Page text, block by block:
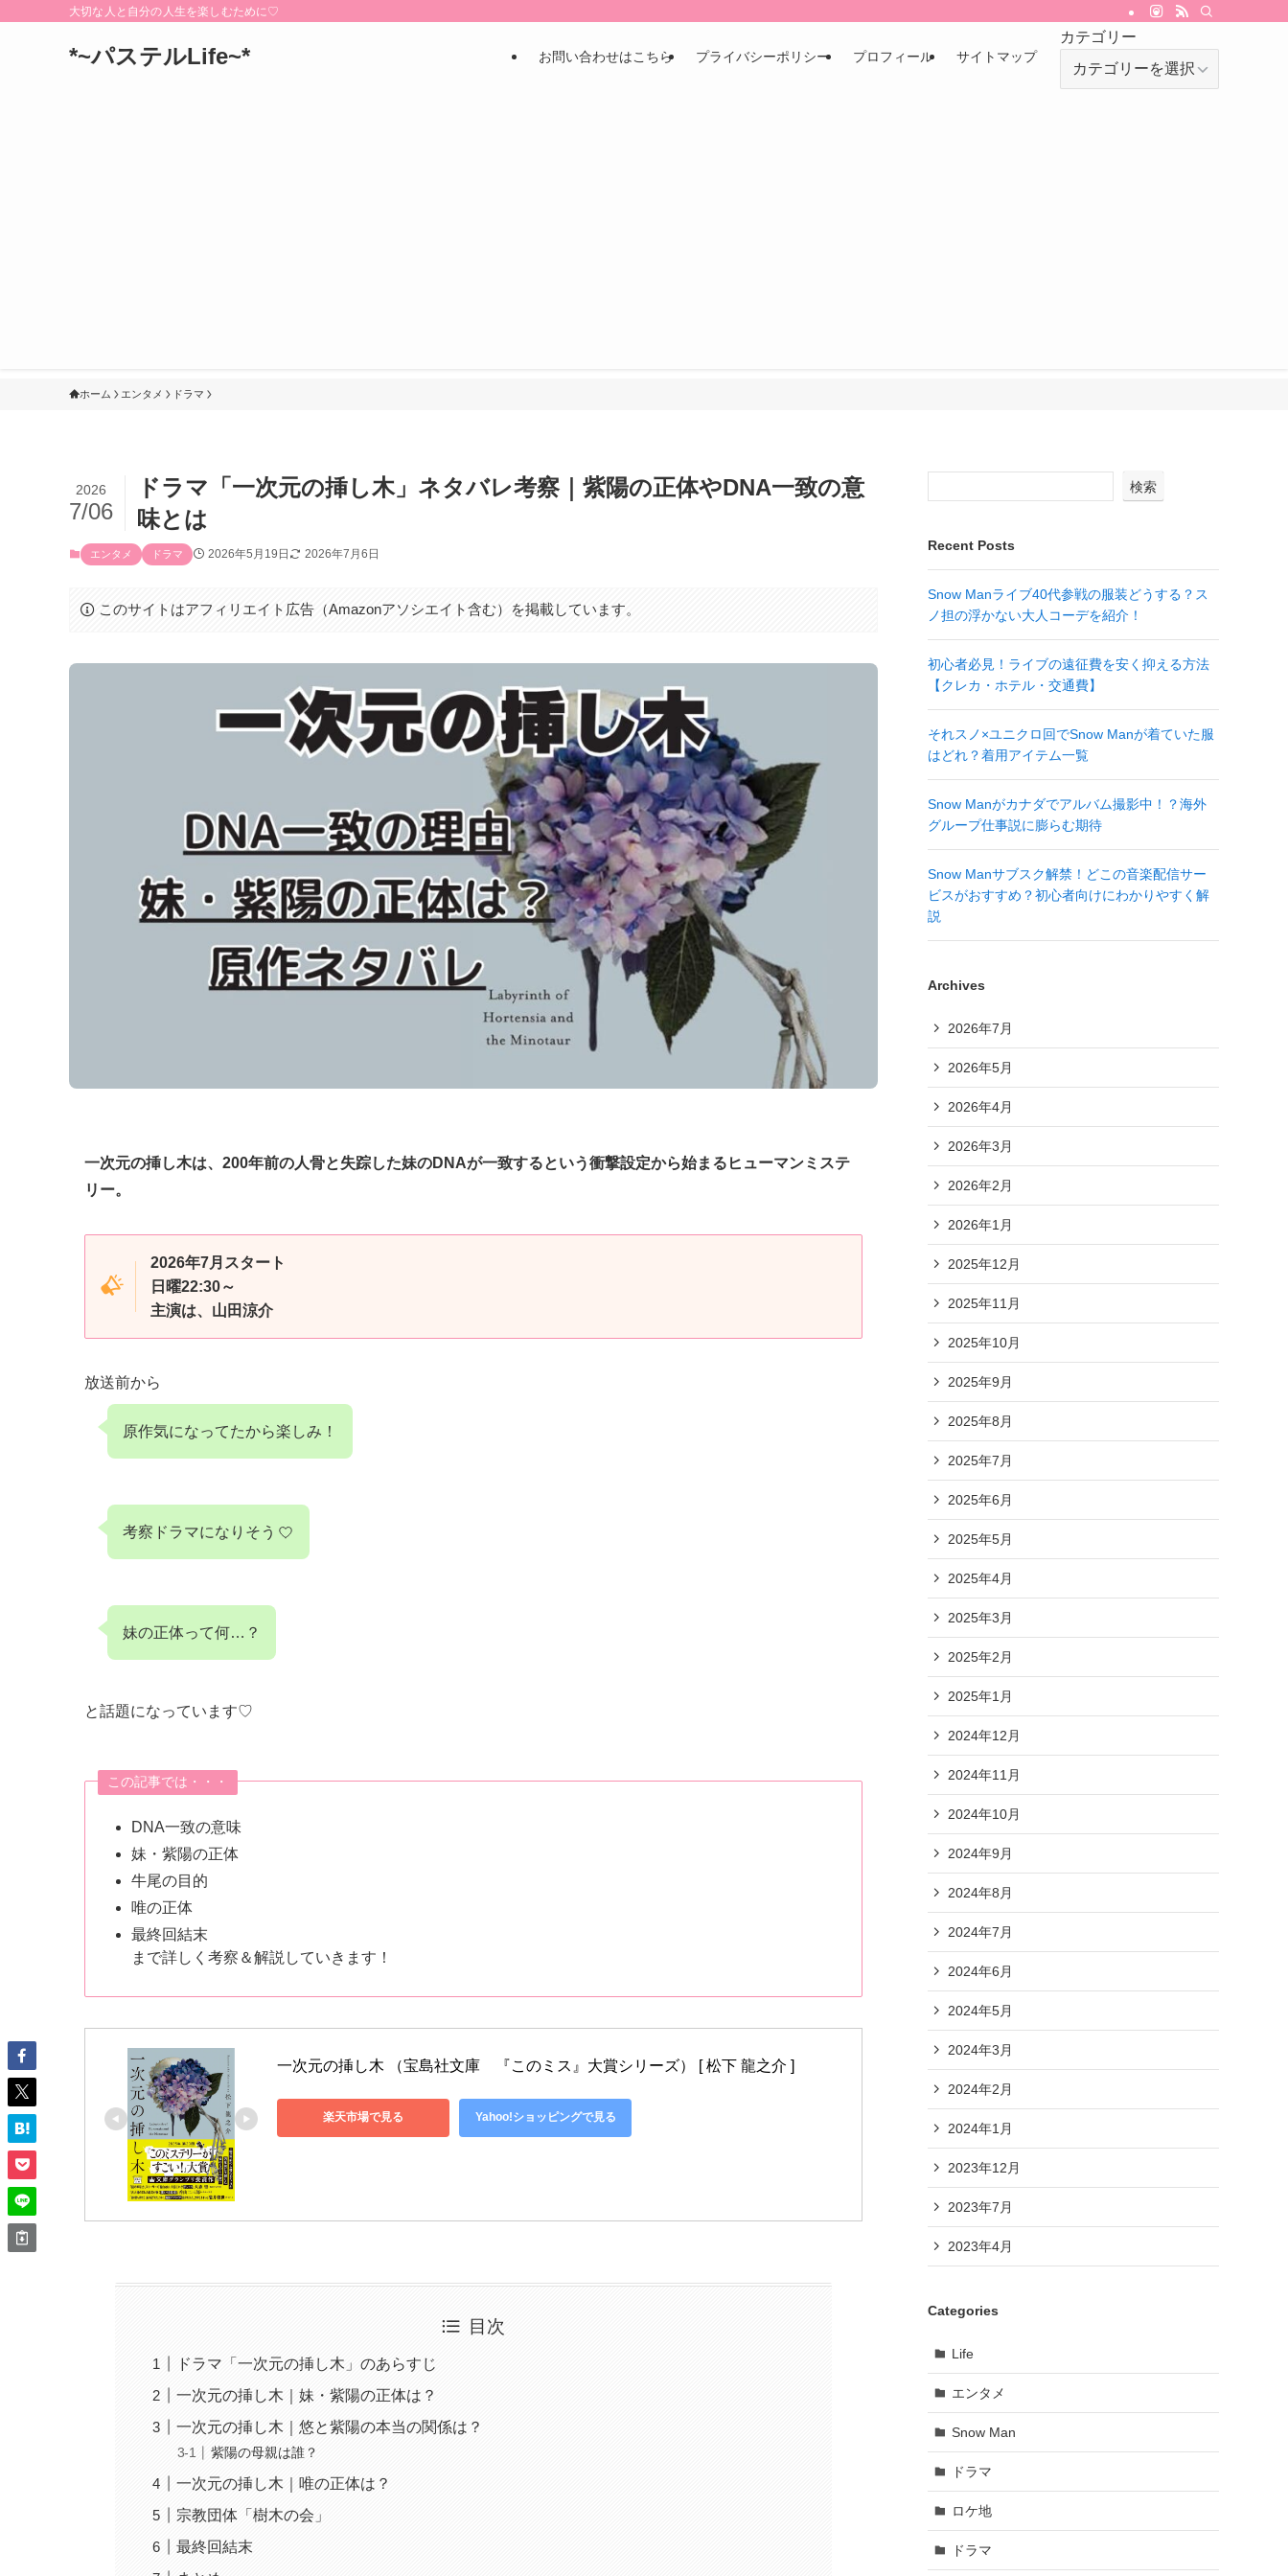
大切な人と自分の人生を楽しむために♡
*~パステルLife~* お問い合わせはこちら プライバシーポリシー プロフィール サイトマップ
カテゴリー
ホーム エンタメ ドラマ
ドラマ「一次元の挿し木」ネタバレ考察｜紫陽の正体やDNA一致の意
味とは
2026
7/06
エンタメ ドラマ 2026年5月19日 2026年7月6日
このサイトはアフィリエイト広告（Amazonアソシエイト含む）を掲載しています。
一次元の挿し木は、200年前の人骨と失踪した妹のDNAが一致するという衝撃設定から始まるヒューマンミステ
リー。
2026年7月スタート
日曜22:30～
主演は、山田涼介
放送前から
原作気になってたから楽しみ！
考察ドラマになりそう
妹の正体って何…？
と話題になっています♡
この記事では・・・
DNA一致の意味
妹・紫陽の正体
牛尾の目的
唯の正体
最終回結末
まで詳しく考察＆解説していきます！
一次元の挿し木 （宝島社文庫　『このミス』大賞シリーズ） [ 松下 龍之介 ]
楽天市場で見る Yahoo!ショッピングで見る
目次
ドラマ「一次元の挿し木」のあらすじ
一次元の挿し木｜妹・紫陽の正体は？
一次元の挿し木｜悠と紫陽の本当の関係は？
紫陽の母親は誰？
一次元の挿し木｜唯の正体は？
宗教団体「樹木の会」
最終回結末
検索
Recent Posts
Snow Manライブ40代参戦の服装どうする？ス
ノ担の浮かない大人コーデを紹介！
初心者必見！ライブの遠征費を安く抑える方法
【クレカ・ホテル・交通費】
それスノ×ユニクロ回でSnow Manが着ていた服
はどれ？着用アイテム一覧
Snow Manがカナダでアルバム撮影中！？海外
グループ仕事説に膨らむ期待
Snow Manサブスク解禁！どこの音楽配信サー
ビスがおすすめ？初心者向けにわかりやすく解
説
Archives
2026年7月
2026年5月
2026年4月
2026年3月
2026年2月
2026年1月
2025年12月
2025年11月
2025年10月
2025年9月
2025年8月
2025年7月
2025年6月
2025年5月
2025年4月
2025年3月
2025年2月
2025年1月
2024年12月
2024年11月
2024年10月
2024年9月
2024年8月
2024年7月
2024年6月
2024年5月
2024年3月
2024年2月
2024年1月
2023年12月
2023年7月
2023年4月
Categories
Life
エンタメ
Snow Man
ドラマ
ロケ地
ドラマ